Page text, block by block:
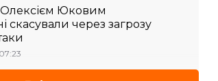
Юковим
скасували через загрозу